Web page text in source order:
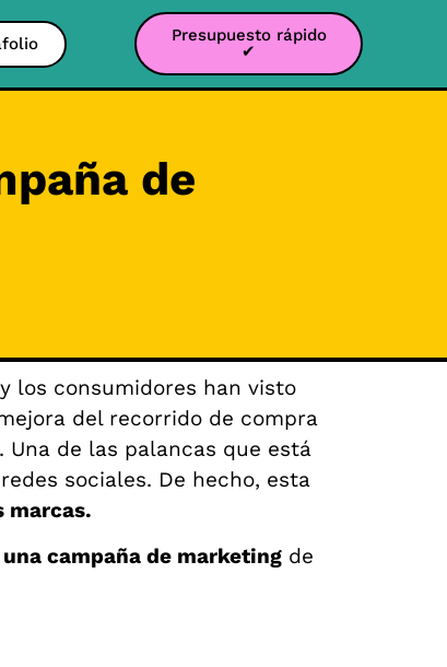
Presupuesto rápido
✔
de
los consumidores han visto
del recorrido de compra
de las palancas que está
sociales. De hecho, esta
marcas.
campaña de marketing de